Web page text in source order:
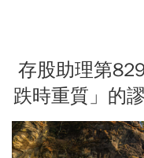
存股助理第
跌時重質」的